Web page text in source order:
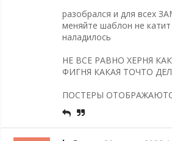
разобрался и для всех
меняйте шаблон не
наладилось
НЕ ВСЕ РАВНО ХЕРНЯ
ФИГНЯ КАКАЯ ТОЧТО
ПОСТЕРЫ